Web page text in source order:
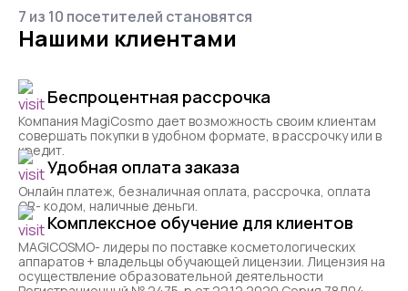
7 из 10 посетителей становятся
Нашими клиентами
Беспроцентная рассрочка
Компания MagiCosmo дает возможность своим клиентам
совершать покупки в удобном формате, в рассрочку или в
кредит.
Удобная оплата заказа
Онлайн платеж, безналичная оплата, рассрочка, оплата
QR- кодом, наличные деньги.
Комплексное обучение для клиентов
MAGICOSMO- лидеры по поставке косметологических
аппаратов + владельцы обучающей лицензии. Лицензия на
осуществление образовательной деятельности